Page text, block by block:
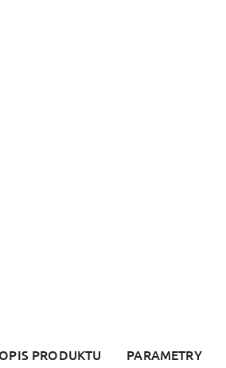
PRODUKTU PARAMETRY